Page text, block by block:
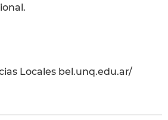
Locales bel.unq.edu.ar/